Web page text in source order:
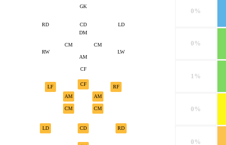
GK
LD
CD
RD
CM
CM
AM
LW
DM
RW
CF
LD CD
CM
RD
AM AM
CF RF
CM
LF
0%
0%
1%
0%
0%